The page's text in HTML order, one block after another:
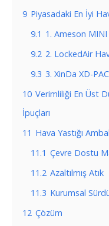
9 Piyasadaki En İyi
9.1 1. Ameson
9.2 2. LockedAir
9.3 3. XinDa XD-
10 Verimliliği En Üst
İpuçları
11 Hava Yastığı
11.1 Çevre Dostu
11.2 Azaltılmış Atık
11.3 Kurumsal
12 Çözüm